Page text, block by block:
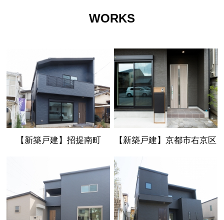
WORKS
【新築戸建】招提南町 【新築戸建】京都市右京区